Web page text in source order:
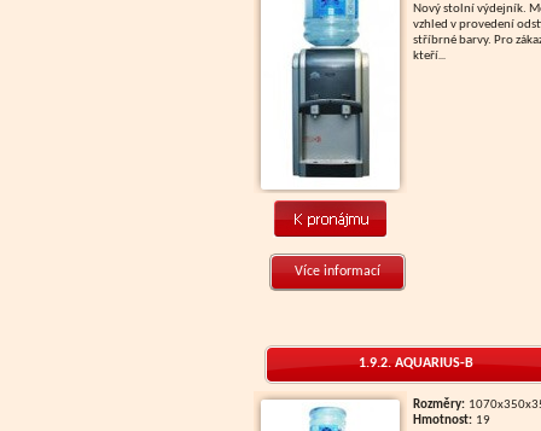
Nový stolní výdejník. Moderní
vzhled v provedení
stříbrné barvy. Pro
kteří...
Více informací
1.9.2. AQUARIUS-B
Rozměry:
Hmotnost: 19